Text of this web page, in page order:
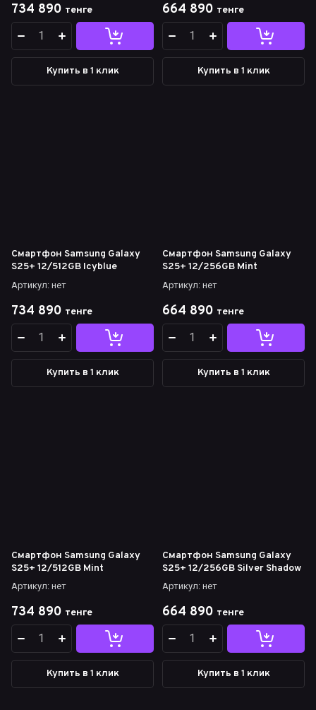
734 890 тенге
Купить в 1 клик
664 890 тенге
Купить в 1 клик
Смартфон Samsung Galaxy
S25+ 12/512GB Icyblue
Артикул: нет
734 890 тенге
Купить в 1 клик
Смартфон Samsung Galaxy
S25+ 12/256GB Mint
Артикул: нет
664 890 тенге
Купить в 1 клик
Смартфон Samsung Galaxy
S25+ 12/512GB Mint
Артикул: нет
734 890 тенге
Купить в 1 клик
Смартфон Samsung Galaxy
S25+ 12/256GB Silver Shadow
Артикул: нет
664 890 тенге
Купить в 1 клик